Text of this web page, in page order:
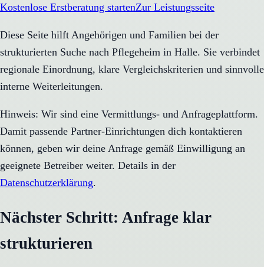
Kostenlose Erstberatung startenZur Leistungsseite
Diese Seite hilft Angehörigen und Familien bei der
strukturierten Suche nach Pflegeheim in Halle. Sie verbindet
regionale Einordnung, klare Vergleichskriterien und sinnvolle
interne Weiterleitungen.
Hinweis: Wir sind eine Vermittlungs- und Anfrageplattform.
Damit passende Partner-Einrichtungen dich kontaktieren
können, geben wir deine Anfrage gemäß Einwilligung an
geeignete Betreiber weiter. Details in der
Datenschutzerklärung.
Nächster Schritt: Anfrage klar
strukturieren